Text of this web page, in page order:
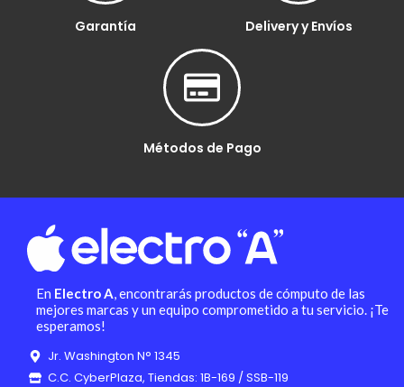
Garantía Delivery y Envíos
Métodos de Pago
En Electro A, encontrarás productos de cómputo de las
mejores marcas y un equipo comprometido a tu servicio. ¡Te
esperamos!
Jr. Washington N° 1345
C.C. CyberPlaza, Tiendas: 1B-169 / SSB-119